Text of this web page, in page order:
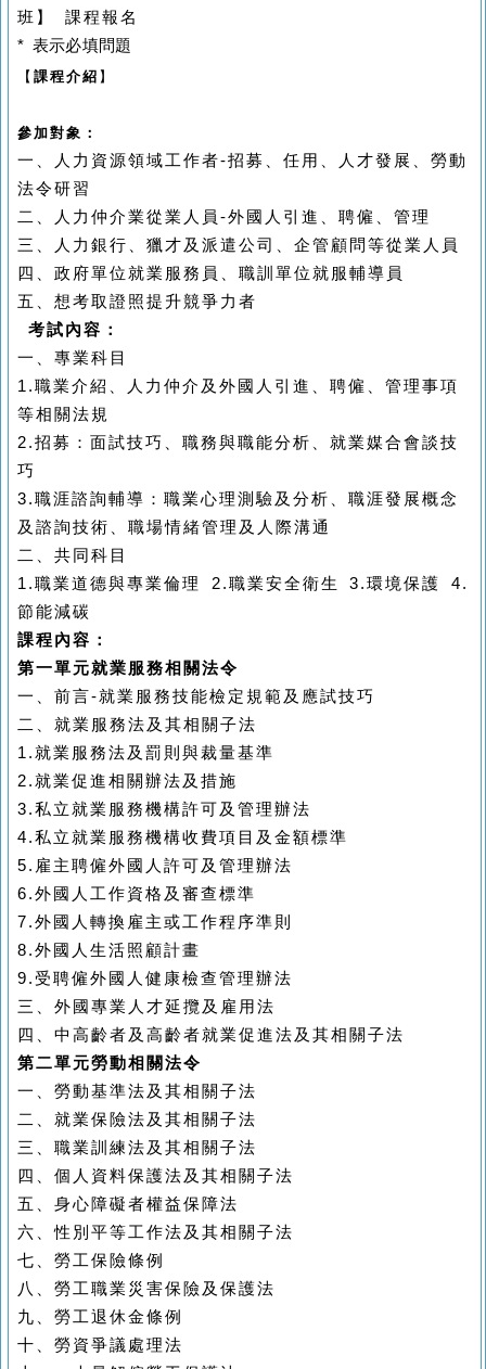
班】 課程報名
* 表示必填問題
【 課程介紹 】
參加對象：
一、人力資源領域工作者-招募、任用、人才發展、勞動
法令研習
二、人力仲介業從業人員 -外國人引進、聘僱、管理
三、人力銀行、獵才及派遣公司、企管顧問等從業人員
四、政府單位就業服務員、職訓單位就服輔導員
五、想考取證照提升競爭力者
考試內容：
一、專業科目
1.職業介紹、人力仲介及外國人引進、聘僱、管理事項
等相關法規
2.招募：面試技巧、職務與職能分析、就業媒合會談技
巧
3.職涯諮詢輔導：職業心理測驗及分析、職涯發展概念
及諮詢技術、職場情緒管理及人際溝通
二、共同科目
1.職業道德與專業倫理 2.職業安全衛生 3.環境保護
4.
節能減碳
課程內容：
第一單元就業服務相關法令
一、前言-就業服務技能檢定規範及應試技巧
二、就業服務法及其相關子法
1.就業服務法及罰則與裁量基準
2.就業促進相關辦法及措施
3.私立就業服務機構許可及管理辦法
4.私立就業服務機構收費項目及金額標準
5. 雇主聘僱外國人許可及管理辦法
6.外國人工作資格及審查標準
7.外國人轉換雇主或工作程序準則
8.外國人生活照顧計畫
9. 受聘僱外國人健康檢查管理辦法
三、外國專業人才延攬及雇用法
四、中高齡者及高齡者就業促進法及其相關子法
第二單元勞動相關法令
一、勞動基準法及其相關子法
二、就業保險法及其相關子法
三、職業訓練法及其相關子法
四、個人資料保護法及其相關子法
五、身心障礙者權益保障法
六、性別平等工作法及其相關子法
七、勞工保險條例
八、勞工職業災害保險及保護法
九、勞工退休金條例
十、勞資爭議處理法